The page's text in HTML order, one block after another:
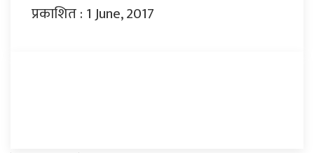
प्रकाशित : 1 June, 2017